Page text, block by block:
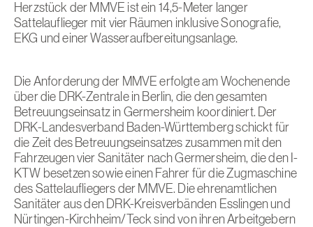
Herzstück der MMVE ist ein 14,5-Meter langer
Sattelauflieger mit vier Räumen inklusive Sonografie,
EKG und einer Wasseraufbereitungsanlage.
Die Anforderung der MMVE erfolgte am Wochenende
über die DRK-Zentrale in Berlin, die den gesamten
Betreuungseinsatz in Germersheim koordiniert. Der
DRK-Landesverband Baden-Württemberg schickt für
die Zeit des Betreuungseinsatzes zusammen mit den
Fahrzeugen vier Sanitäter nach Germersheim, die den I-
KTW besetzen sowie einen Fahrer für die Zugmaschine
des Sattelaufliegers der MMVE. Die ehrenamtlichen
Sanitäter aus den DRK-Kreisverbänden Esslingen und
Nürtingen-Kirchheim/Teck sind von ihren Arbeitgebern